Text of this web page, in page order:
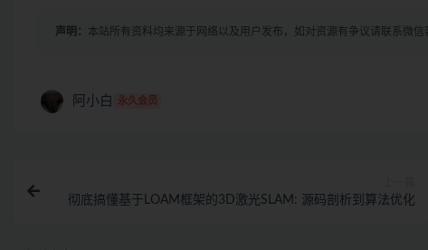
声明： 本站所有资料均来源于网络以及用户发布，如对资源有争议请联系微信
阿小白 永久会员
彻底搞懂基于LOAM框架的3D激光SLAM: 源码剖析到算法优化